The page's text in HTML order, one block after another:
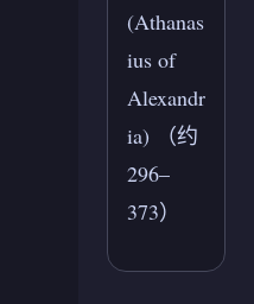
(Athanas
ius of
Alexandr
ia) （约
296–
373）